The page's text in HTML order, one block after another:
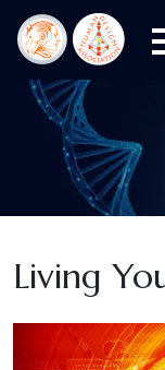
Living